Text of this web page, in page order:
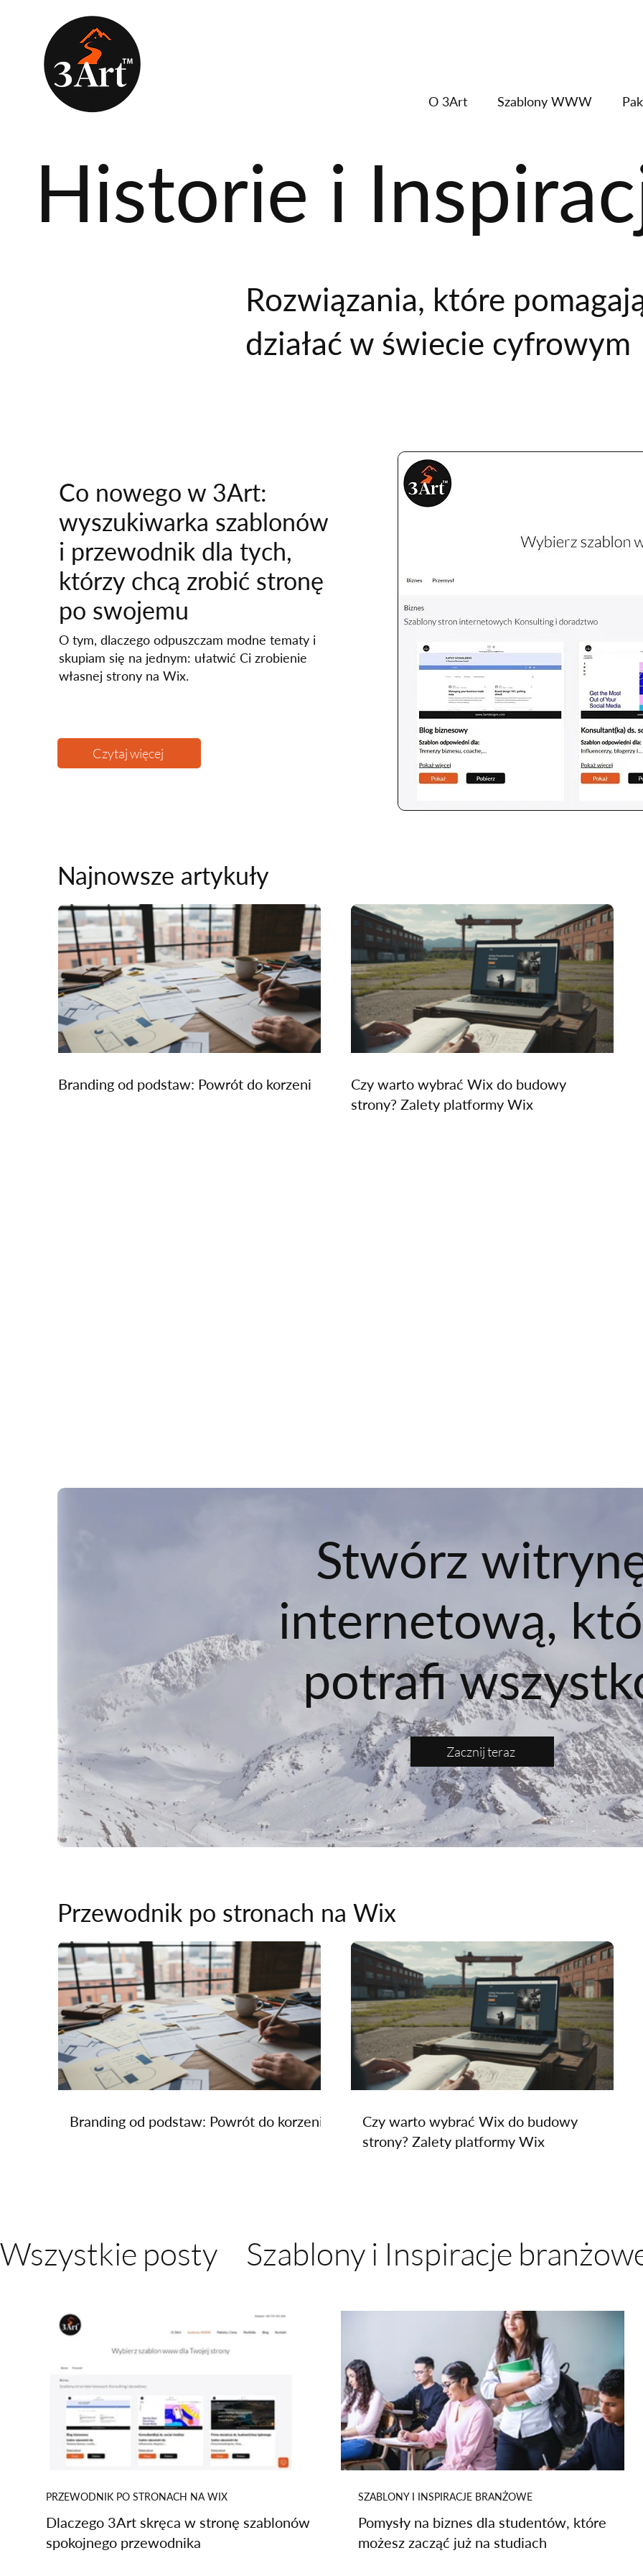
O 3Art Szablony WWW
Historie i
Rozwiązania, które
działać w świecie cyfrowym
Co nowego w 3Art:
wyszukiwarka szablonów
i przewodnik dla tych,
którzy chcą zrobić stronę
po swojemu
O tym, dlaczego odpuszczam modne tematy i
skupiam się na jednym: ułatwić Ci zrobienie
własnej strony na Wix.
Czytaj więcej
Najnowsze artykuły
Branding od podstaw: Powrót do korzeni
Czy warto wybrać Wix do budowy
strony? Zalety platformy Wix
Stwórz
internetową,
potrafi
Zacznij teraz
Przewodnik po stronach na Wix
Branding od podstaw: Powrót do korzeni
Czy warto wybrać Wix do budowy
strony? Zalety platformy Wix
Wszystkie posty
Szablony i Inspiracje
Przewodnik po stronach na Wix
Dlaczego 3Art skręca w stronę szablonów i
spokojnego przewodnika
PRZEWODNIK PO STRONACH NA WIX
Pomysły na biznes dla studentów, które
możesz zacząć już na studiach
SZABLONY I INSPIRACJE BRANŻOWE